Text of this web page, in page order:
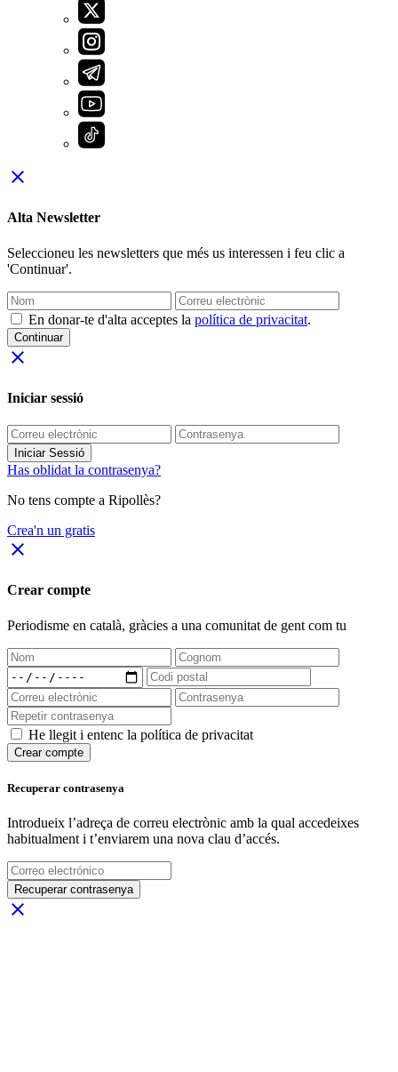
close
Alta Newsletter
Seleccioneu les newsletters que més us interessen i feu clic a
'Continuar'.
En donar-te d'alta acceptes la política de privacitat.
Continuar
close
Iniciar sessió
Iniciar Sessió
Has oblidat la contrasenya?
No tens compte a Ripollès?
Crea'n un gratis
close
Crear compte
Periodisme en català, gràcies a una comunitat de gent com tu
He llegit i entenc la política de privacitat
Crear compte
Recuperar contrasenya
Introdueix l’adreça de correu electrònic amb la qual accedeixes
habitualment i t’enviarem una nova clau d’accés.
Recuperar contrasenya
close